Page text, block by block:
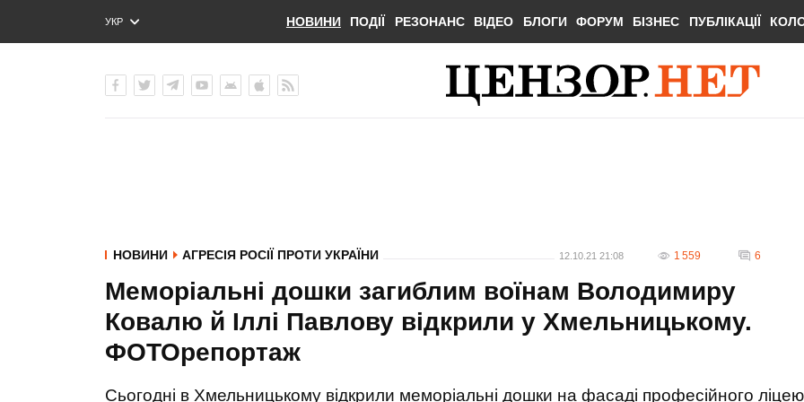
УКР
ENG
НОВИНИ ПОДІЇ РЕЗОНАНС ВІДЕО БЛОГИ ФОРУМ БІЗНЕС ПУБЛІКАЦІЇ
НОВИНИ АГРЕСІЯ РОСІЇ ПРОТИ УКРАЇНИ 12.10.21 21:08 1 559 6
Меморіальні дошки загиблим воїнам Володимиру
Ковалю й Іллі Павлову відкрили у Хмельницькому.
ФОТОрепортаж
Сьогодні в Хмельницькому відкрили меморіальні дошки на фасаді професійного ліцею